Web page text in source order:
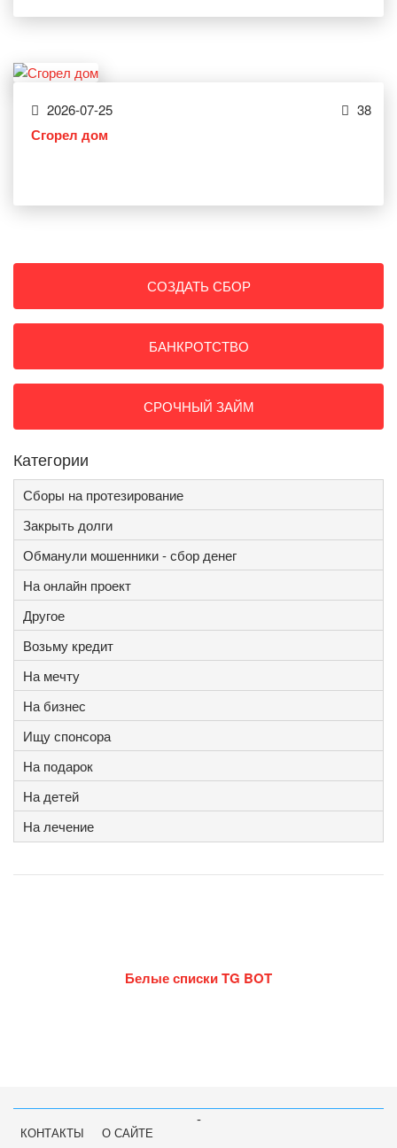
2026-07-25 38
Сгорел дом
СОЗДАТЬ СБОР
БАНКРОТСТВО
СРОЧНЫЙ ЗАЙМ
Категории
Сборы на протезирование
Закрыть долги
Обманули мошенники - сбор денег
На онлайн проект
Другое
Возьму кредит
На мечту
На бизнес
Ищу спонсора
На подарок
На детей
На лечение
Белые списки TG BOT
-
КОНТАКТЫ
О САЙТЕ